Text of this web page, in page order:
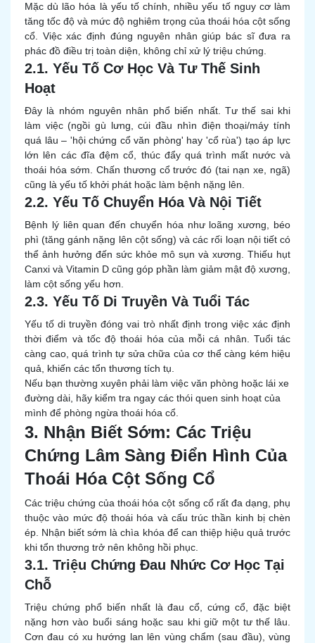
Mặc dù lão hóa là yếu tố chính, nhiều yếu tố nguy cơ làm
tăng tốc độ và mức độ nghiêm trọng của thoái hóa cột sống
cổ. Việc xác định đúng nguyên nhân giúp bác sĩ đưa ra
phác đồ điều trị toàn diện, không chỉ xử lý triệu chứng.
2.1. Yếu Tố Cơ Học Và Tư Thế Sinh
Hoạt
Đây là nhóm nguyên nhân phổ biến nhất. Tư thế sai khi
làm việc (ngồi gù lưng, cúi đầu nhìn điện thoại/máy tính
quá lâu – 'hội chứng cổ văn phòng' hay 'cổ rùa') tạo áp lực
lớn lên các đĩa đệm cổ, thúc đẩy quá trình mất nước và
thoái hóa sớm. Chấn thương cổ trước đó (tai nạn xe, ngã)
cũng là yếu tố khởi phát hoặc làm bệnh nặng lên.
2.2. Yếu Tố Chuyển Hóa Và Nội Tiết
Bệnh lý liên quan đến chuyển hóa như loãng xương, béo
phì (tăng gánh nặng lên cột sống) và các rối loạn nội tiết có
thể ảnh hưởng đến sức khỏe mô sụn và xương. Thiếu hụt
Canxi và Vitamin D cũng góp phần làm giảm mật độ xương,
làm cột sống yếu hơn.
2.3. Yếu Tố Di Truyền Và Tuổi Tác
Yếu tố di truyền đóng vai trò nhất định trong việc xác định
thời điểm và tốc độ thoái hóa của mỗi cá nhân. Tuổi tác
càng cao, quá trình tự sửa chữa của cơ thể càng kém hiệu
quả, khiến các tổn thương tích tụ.
Nếu bạn thường xuyên phải làm việc văn phòng hoặc lái xe
đường dài, hãy kiểm tra ngay các thói quen sinh hoạt của
mình để phòng ngừa thoái hóa cổ.
3. Nhận Biết Sớm: Các Triệu
Chứng Lâm Sàng Điển Hình Của
Thoái Hóa Cột Sống Cổ
Các triệu chứng của thoái hóa cột sống cổ rất đa dạng, phụ
thuộc vào mức độ thoái hóa và cấu trúc thần kinh bị chèn
ép. Nhận biết sớm là chìa khóa để can thiệp hiệu quả trước
khi tổn thương trở nên không hồi phục.
3.1. Triệu Chứng Đau Nhức Cơ Học Tại
Chỗ
Triệu chứng phổ biến nhất là đau cổ, cứng cổ, đặc biệt
nặng hơn vào buổi sáng hoặc sau khi giữ một tư thế lâu.
Cơn đau có xu hướng lan lên vùng chẩm (sau đầu), vùng